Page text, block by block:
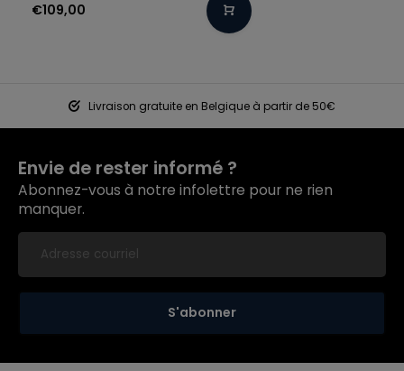
€109,00
Livraison gratuite en Belgique à partir de 50€
Envie de rester informé ?
Abonnez-vous à notre infolettre pour ne rien
manquer.
S'abonner